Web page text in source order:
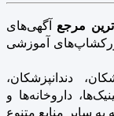
مرجع آگهی‌های
ورکشاپ‌های آموزشی
دندانپزشکان،
داروخانه‌ها و
سایر منابع متنوع